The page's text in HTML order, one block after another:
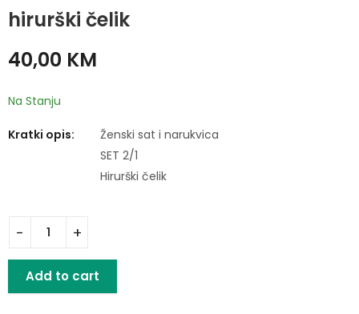
hirurški čelik
40,00 KM
Na Stanju
Kratki opis:
Ženski sat i narukvica
SET 2/1
Hirurški čelik
Add to cart